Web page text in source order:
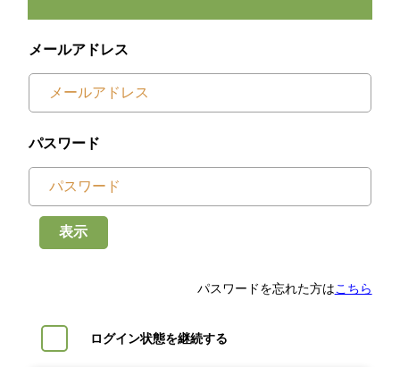
メールアドレス
パスワード
表示
パスワードを忘れた方はこちら
ログイン状態を継続する